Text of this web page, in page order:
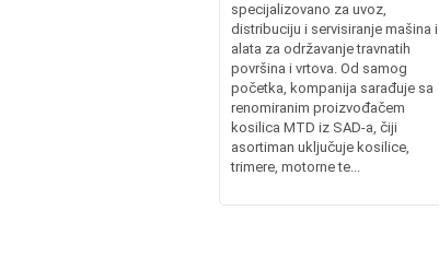
specijalizovano za uvoz,
distribuciju i servisiranje mašina i
alata za održavanje travnatih
površina i vrtova. Od samog
početka, kompanija sarađuje sa
renomiranim proizvođačem
kosilica MTD iz SAD-a, čiji
asortiman uključuje kosilice,
trimere, motorne te...